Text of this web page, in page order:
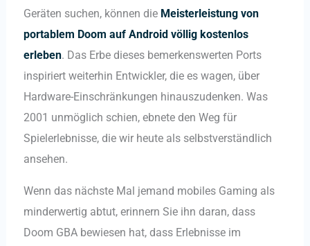
Geräten suchen, können die Meisterleistung von
portablem Doom auf Android völlig kostenlos
erleben. Das Erbe dieses bemerkenswerten Ports
inspiriert weiterhin Entwickler, die es wagen, über
Hardware-Einschränkungen hinauszudenken. Was
2001 unmöglich schien, ebnete den Weg für
Spielerlebnisse, die wir heute als selbstverständlich
ansehen.
Wenn das nächste Mal jemand mobiles Gaming als
minderwertig abtut, erinnern Sie ihn daran, dass
Doom GBA bewiesen hat, dass Erlebnisse im